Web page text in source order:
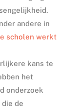
andere in
scholen werkt
kans te
het
onderzoek
die de